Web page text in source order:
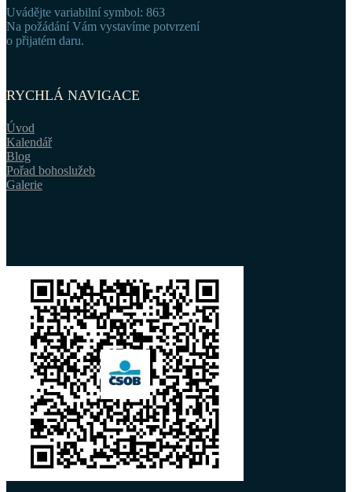
Uvádějte variabilní symbol: 863
Na požádání Vám vystavíme potvrzení
o přijatém daru.
RYCHLÁ NAVIGACE
Úvod
Kalendář
Blog
Pořad bohoslužeb
Galerie